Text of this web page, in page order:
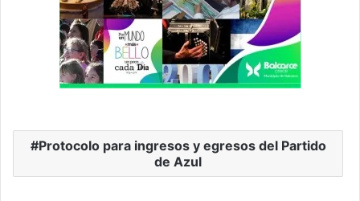
Protocolo para ingresos y egresos del Partido
de Azul